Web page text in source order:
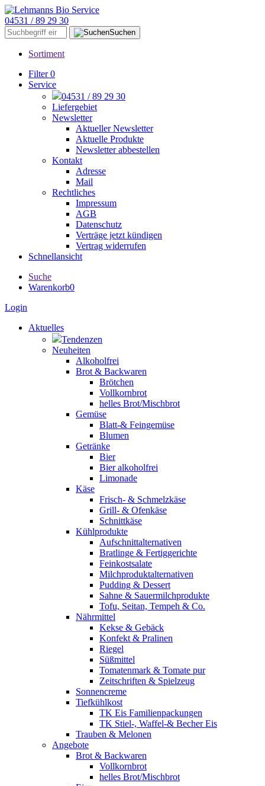
04531 / 89 29 30
Suchen
Sortiment
Filter 0
Service
04531 / 89 29 30
Liefergebiet
Newsletter
Aktueller Newsletter
Aktuelle Produkte
Newsletter abbestellen
Kontakt
Adresse
Mail
Rechtliches
Impressum
AGB
Datenschutz
Verträge jetzt kündigen
Vertrag widerrufen
Schnellansicht
Suche
Warenkorb0
Login
Aktuelles
Tendenzen
Neuheiten
Alkoholfrei
Brot & Backwaren
Brötchen
Vollkornbrot
helles Brot/Mischbrot
Gemüse
Blatt-& Feingemüse
Blumen
Getränke
Bier
Bier alkoholfrei
Limonade
Käse
Frisch- & Schmelzkäse
Grill- & Ofenkäse
Schnittkäse
Kühlprodukte
Aufschnittalternativen
Bratlinge & Fertiggerichte
Feinkostsalate
Milchproduktalternativen
Pudding & Dessert
Sahne & Sauermilchprodukte
Tofu, Seitan, Tempeh & Co.
Nährmittel
Kekse & Gebäck
Konfekt & Pralinen
Riegel
Süßmittel
Tomatenmark & Tomate pur
Zeitschriften & Spielzeug
Sonnencreme
Tiefkühlkost
TK Eis Familienpackungen
TK Stiel-, Waffel-& Becher Eis
Trauben & Melonen
Angebote
Brot & Backwaren
Vollkornbrot
helles Brot/Mischbrot